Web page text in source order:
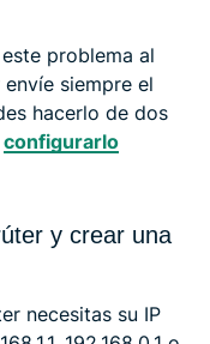
problema al
siempre el
hacerlo de dos
configurarlo
y crear una
necesitas su IP